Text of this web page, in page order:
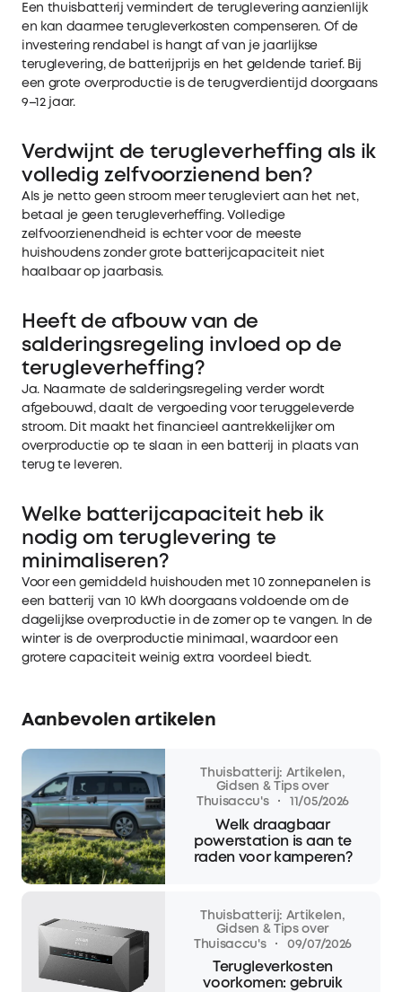
Een thuisbatterij vermindert de teruglevering aanzienlijk
en kan daarmee terugleverkosten compenseren. Of de
investering rendabel is hangt af van je jaarlijkse
teruglevering, de batterijprijs en het geldende tarief. Bij
een grote overproductie is de terugverdientijd doorgaans
9–12 jaar.
Verdwijnt de terugleverheffing als ik
volledig zelfvoorzienend ben?
Als je netto geen stroom meer terugleviert aan het net,
betaal je geen terugleverheffing. Volledige
zelfvoorzienendheid is echter voor de meeste
huishoudens zonder grote batterijcapaciteit niet
haalbaar op jaarbasis.
Heeft de afbouw van de
salderingsregeling invloed op de
terugleverheffing?
Ja. Naarmate de salderingsregeling verder wordt
afgebouwd, daalt de vergoeding voor teruggeleverde
stroom. Dit maakt het financieel aantrekkelijker om
overproductie op te slaan in een batterij in plaats van
terug te leveren.
Welke batterijcapaciteit heb ik
nodig om teruglevering te
minimaliseren?
Voor een gemiddeld huishouden met 10 zonnepanelen is
een batterij van 10 kWh doorgaans voldoende om de
dagelijkse overproductie in de zomer op te vangen. In de
winter is de overproductie minimaal, waardoor een
grotere capaciteit weinig extra voordeel biedt.
Aanbevolen artikelen
Thuisbatterij: Artikelen,
Gidsen & Tips over
Thuisaccu's
· 11/05/2026
Welk draagbaar
powerstation is aan te
raden voor kamperen?
Thuisbatterij: Artikelen,
Gidsen & Tips over
Thuisaccu's
· 09/07/2026
Terugleverkosten
voorkomen: gebruik